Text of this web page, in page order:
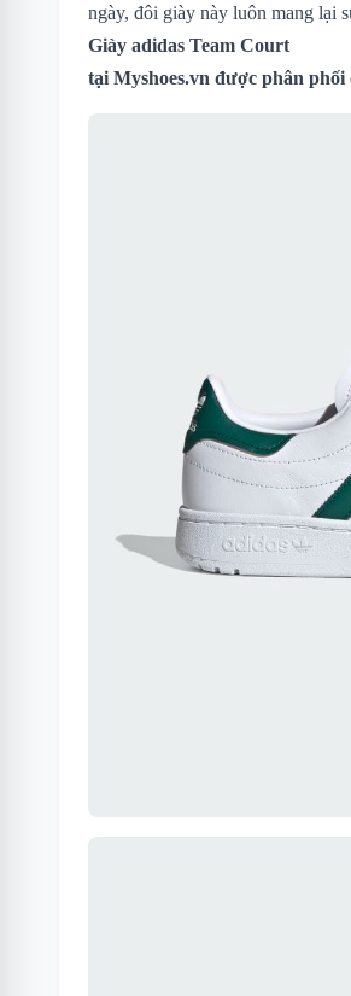
ngày, đôi giày này luôn mang lại
Giày adidas Team Court
tại Myshoes.vn được phân phối